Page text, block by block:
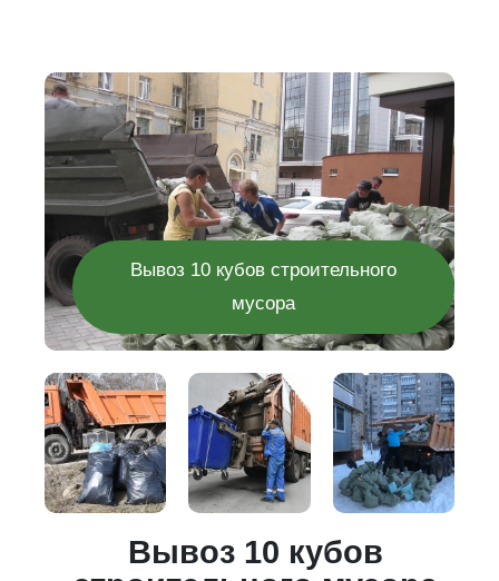
Вывоз 10 кубов строительного
мусора
Вывоз 10 кубов